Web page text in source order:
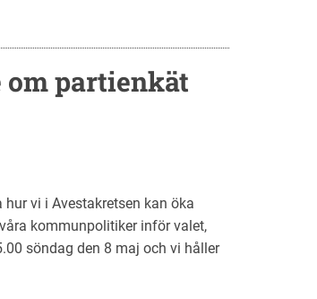
om partienkät
vi i Avestakretsen kan öka
kommunpolitiker inför valet,
söndag den 8 maj och vi håller